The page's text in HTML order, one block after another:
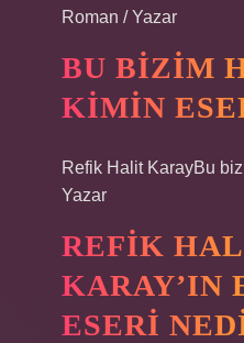
Roman / Yazar
BU BIZIM
KIMIN
Refik Halit KarayBu
Yazar
REFIK
KARAY’IN
ESERI